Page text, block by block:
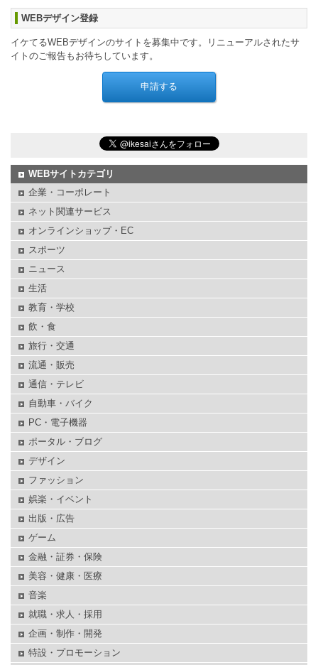
WEBデザイン登録
イケてるWEBデザインのサイトを募集中です。リニューアルされたサ
イトのご報告もお待ちしています。
WEBサイトカテゴリ
企業・コーポレート
ネット関連サービス
オンラインショップ・EC
スポーツ
ニュース
生活
教育・学校
飲・食
旅行・交通
流通・販売
通信・テレビ
自動車・バイク
PC・電子機器
ポータル・ブログ
デザイン
ファッション
娯楽・イベント
出版・広告
ゲーム
金融・証券・保険
美容・健康・医療
音楽
就職・求人・採用
企画・制作・開発
特設・プロモーション